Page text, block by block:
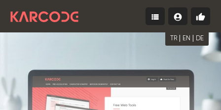
thumb_up
account_circle
Einloggen
view_list
Menu
TR EN DE